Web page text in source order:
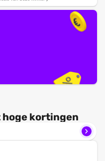
hoge kortingen